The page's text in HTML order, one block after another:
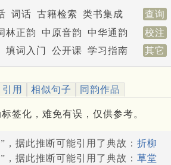
词话 古籍检索 类书集成 查询
林正韵 中原音韵 中华通韵 校注
填词入门 公开课 学习指南 其它
用 相似句子 同韵作品
签化，难免有误，仅供参考。
，据此推断可能引用了典故： 折柳
，据此推断可能引用了典故： 草堂